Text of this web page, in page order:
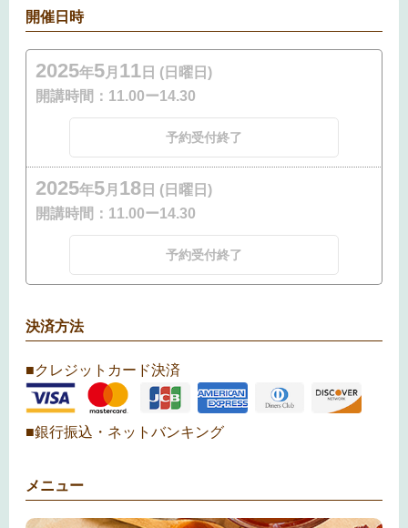
開催日時
2025年5月 11 日 (日曜日)
開講時間： 11.00ー14.30
予約受付終了
2025年5月 18 日 (日曜日)
開講時間： 11.00ー14.30
予約受付終了
決済方法
■クレジットカード決済
■銀行振込・ネットバンキング
メニュー